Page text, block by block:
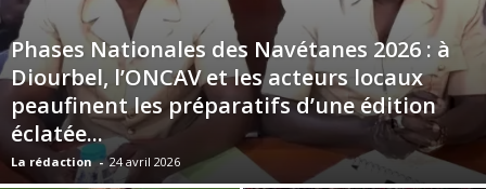
Phases Nationales des Navétanes 2026 : à
Diourbel, l’ONCAV et les acteurs locaux
peaufinent les préparatifs d’une édition
éclatée...
La rédaction - 24 avril 2026